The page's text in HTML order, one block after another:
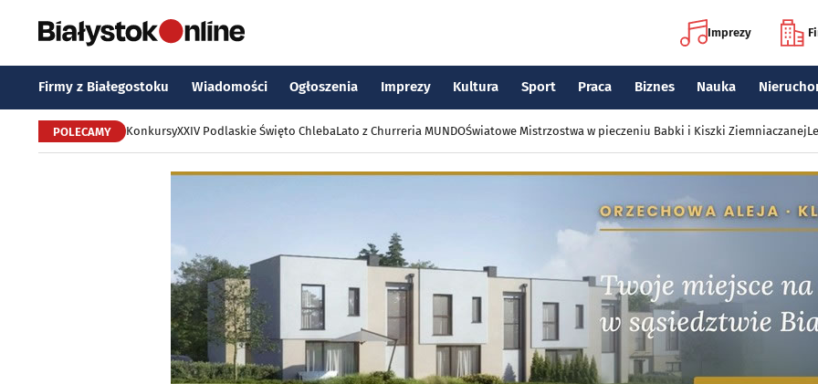
Imprezy
Firmy z Białegostoku Wiadomości Ogłoszenia Imprezy Kultura Sport Praca Biznes Nauka
POLECAMY KonkursyXXIV Podlaskie Święto ChlebaLato z Churreria MUNDOŚwiatowe Mistrzostwa w pieczeniu Babki i Kiszki Ziemniaczanej